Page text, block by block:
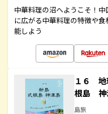
中華料理の沼へようこそ！
に広がる中華料理の特徴や
能しよう
１６
根島 神
島旅